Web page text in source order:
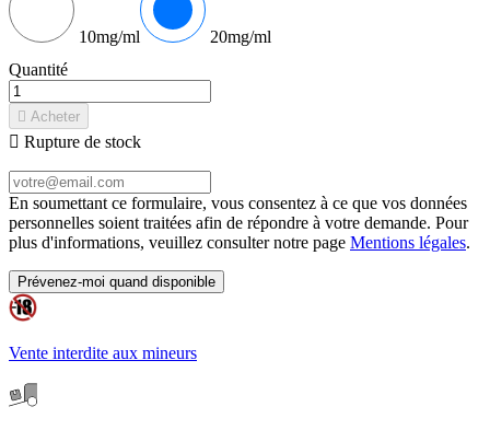
10mg/ml
20mg/ml
Quantité
 Acheter
 Rupture de stock
En soumettant ce formulaire, vous consentez à ce que vos données
personnelles soient traitées afin de répondre à votre demande. Pour
plus d'informations, veuillez consulter notre page Mentions légales.
Prévenez-moi quand disponible
Vente interdite aux mineurs